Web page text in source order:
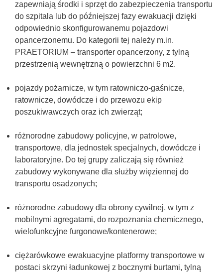
zapewniają środki i sprzęt do zabezpieczenia transportu
do szpitala lub do późniejszej fazy ewakuacji dzięki
odpowiednio skonfigurowanemu pojazdowi
opancerzonemu. Do kategorii tej należy m.in.
PRAETORIUM – transporter opancerzony, z tylną
przestrzenią wewnętrzną o powierzchni 6 m2.
pojazdy pożarnicze, w tym ratowniczo-gaśnicze,
ratownicze, dowódcze i do przewozu ekip
poszukiwawczych oraz ich zwierząt;
różnorodne zabudowy policyjne, w patrolowe,
transportowe, dla jednostek specjalnych, dowódcze i
laboratoryjne. Do tej grupy zaliczają się również
zabudowy wykonywane dla służby więziennej do
transportu osadzonych;
różnorodne zabudowy dla obrony cywilnej, w tym z
mobilnymi agregatami, do rozpoznania chemicznego,
wielofunkcyjne furgonowe/kontenerowe;
ciężarówkowe ewakuacyjne platformy transportowe w
postaci skrzyni ładunkowej z bocznymi burtami, tylną